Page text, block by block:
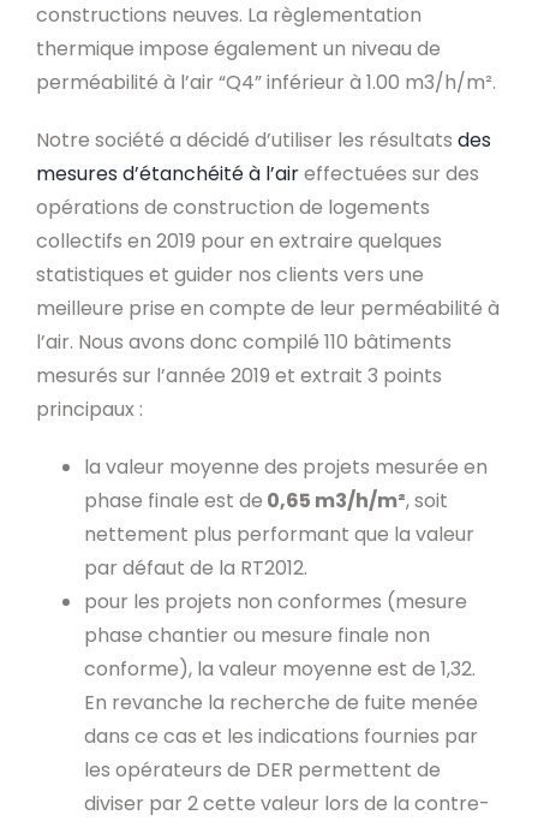
constructions neuves. La règlementation
thermique impose également un niveau de
perméabilité à l’air “Q4” inférieur à 1.00 m3/h/m².
Notre société a décidé d’utiliser les résultats des
mesures d’étanchéité à l’aireffectuées sur des
opérations de construction de logements
collectifs en 2019 pour en extraire quelques
statistiques et guider nos clients vers une
meilleure prise en compte de leur perméabilité à
l’air. Nous avons donc compilé 110 bâtiments
mesurés sur l’année 2019 et extrait 3 points
principaux :
la valeur moyenne des projets mesurée en
phase finale est de 0,65 m3/h/m², soit
nettement plus performant que la valeur
par défaut de la RT2012.
pour les projets non conformes (mesure
phase chantier ou mesure finale non
conforme), la valeur moyenne est de 1,32.
En revanche la recherche de fuite menée
dans ce cas et les indications fournies par
les opérateurs de DER permettent de
diviser par 2 cette valeur lors de la contre-